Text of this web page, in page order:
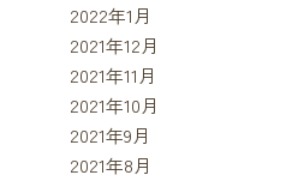
2022年1月
2021年12月
2021年11月
2021年10月
2021年9月
2021年8月